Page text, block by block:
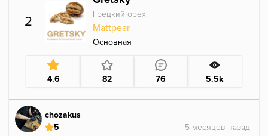
Мне нравится, но только в миксы, хоть и 50-20%.
Сейчас... Я не помню, что есть из таких аналогов.
2 Грецкий орех
Mattpear
Основная
4.6 82 76 5.5k
chozakus
5